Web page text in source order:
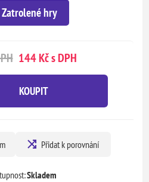
Zatrolené hry
144 Kč s DPH
KOUPIT
Přidat k porovnání
Skladem